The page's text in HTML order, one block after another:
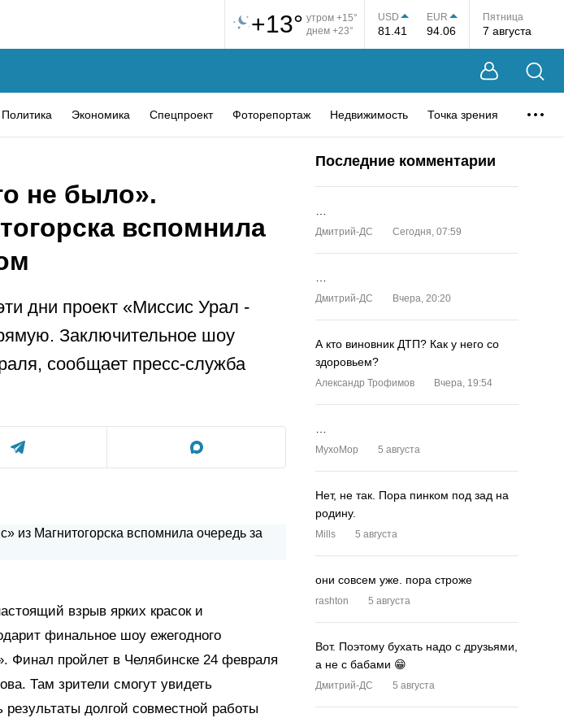
+13° утром +15°
днем +23°
USD
81.41
EUR
94.06
Пятница
7 августа
Политика Экономика Спецпроект Фоторепортаж Недвижимость Точка зрения
не было».
вспомнила
дни проект «Миссис Урал -
Заключительное шоу
сообщает пресс-служба
взрыв ярких красок и
финальное шоу ежегодного
Финал пройлет в Челябинске 24 февраля
Там зрители смогут увидеть
долгой совместной работы
Последние комментарии
Дмитрий-ДС Сегодня, 07:59
Дмитрий-ДС Вчера, 20:20
А кто виновник ДТП? Как у него со
здоровьем?
Александр Трофимов Вчера, 19:54
MyxoMop 5 августа
Нет, не так. Пора пинком под зад на
родину.
Mills 5 августа
они совсем уже. пора строже
rashton 5 августа
Вот. Поэтому бухать надо с друзьями,
а не с бабами 😁
Дмитрий-ДС 5 августа